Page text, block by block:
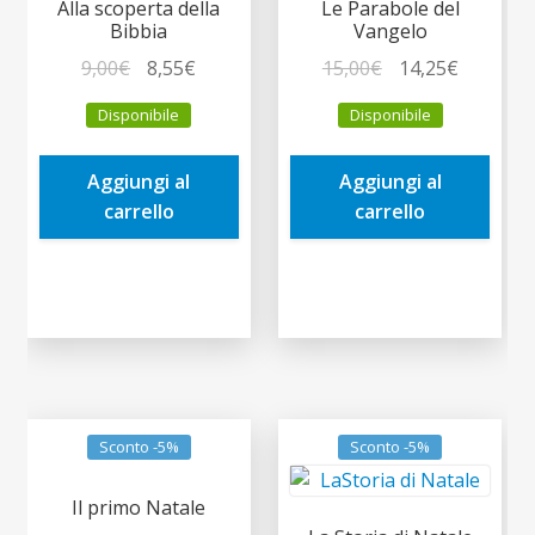
Alla scoperta della
Bibbia
9,00€
prezzo
originale
era:
9,00€.
8,55€
è:
Disponibile
Aggiungi al
carrello
Le Parabole del
Vangelo
15,00€
prezzo
originale
era:
15,00€.
14,25€Il
è:
Disponibile
Aggiungi al
carrello
Sconto -5%
Il primo Natale
Sconto -5%